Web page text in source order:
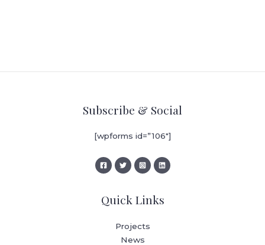
Subscribe & Social
[wpforms id=”106″]
Quick Links
Projects
News